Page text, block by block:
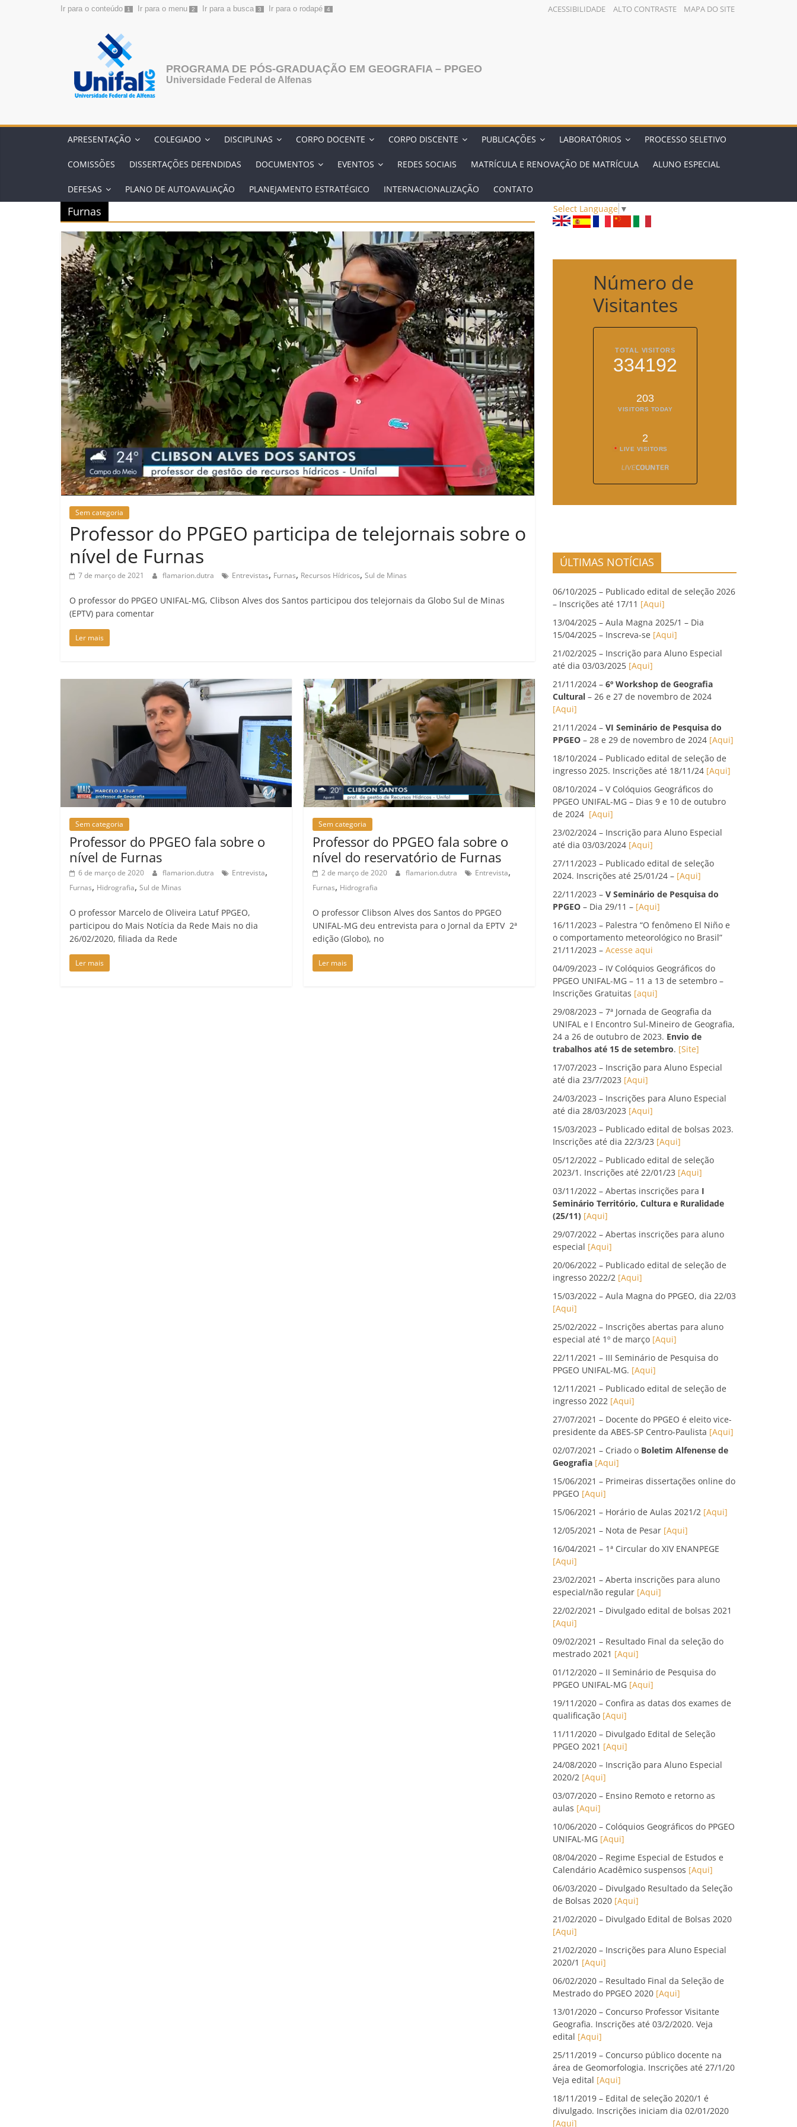
Ir para o conteúdo 1 Ir para o menu 2 Ir para a busca 3 Ir para o rodapé 4 ACESSIBILIDADE ALTO CONTRASTE MAPA DO SITE
PROGRAMA DE PÓS-GRADUAÇÃO EM GEOGRAFIA – PPGEO
Universidade Federal de Alfenas
APRESENTAÇÃO COLEGIADO DISCIPLINAS CORPO DOCENTE CORPO DISCENTE PUBLICAÇÕES LABORATÓRIOS PROCESSO SELETIVO
COMISSÕES DISSERTAÇÕES DEFENDIDAS DOCUMENTOS EVENTOS REDES SOCIAIS MATRÍCULA E RENOVAÇÃO DE MATRÍCULA ALUNO ESPECIAL
DEFESAS PLANO DE AUTOAVALIAÇÃO PLANEJAMENTO ESTRATÉGICO INTERNACIONALIZAÇÃO CONTATO
Furnas
Sem categoria
Professor do PPGEO participa de telejornais sobre o
nível de Furnas
7 de março de 2021 flamarion.dutra Entrevistas, Furnas, Recursos Hídricos, Sul de Minas
O professor do PPGEO UNIFAL-MG, Clibson Alves dos Santos participou dos telejornais da Globo Sul de Minas
(EPTV) para comentar
Ler mais
Sem categoria
Professor do PPGEO fala sobre o
nível de Furnas
6 de março de 2020 flamarion.dutra Entrevista,
Furnas, Hidrografia, Sul de Minas
O professor Marcelo de Oliveira Latuf PPGEO,
participou do Mais Notícia da Rede Mais no dia
26/02/2020, filiada da Rede
Ler mais
Sem categoria
Professor do PPGEO fala sobre o
nível do reservatório de Furnas
2 de março de 2020 flamarion.dutra Entrevista,
Furnas, Hidrografia
O professor Clibson Alves dos Santos do PPGEO
UNIFAL-MG deu entrevista para o Jornal da EPTV 2ª
edição (Globo), no
Ler mais
Select Language ▼
Número de
Visitantes
TOTAL VISITORS
334192
203
VISITORS TODAY
2
LIVE VISITORS
ÚLTIMAS NOTÍCIAS
06/10/2025 – Publicado edital de seleção 2026
– Inscrições até 17/11 [Aqui]
13/04/2025 – Aula Magna 2025/1 – Dia
15/04/2025 – Inscreva-se [Aqui]
21/02/2025 – Inscrição para Aluno Especial
até dia 03/03/2025 [Aqui]
21/11/2024 – 6º Workshop de Geografia
Cultural – 26 e 27 de novembro de 2024
[Aqui]
21/11/2024 – VI Seminário de Pesquisa do
PPGEO – 28 e 29 de novembro de 2024 [Aqui]
18/10/2024 – Publicado edital de seleção de
ingresso 2025. Inscrições até 18/11/24 [Aqui]
08/10/2024 – V Colóquios Geográficos do
PPGEO UNIFAL-MG – Dias 9 e 10 de outubro
de 2024 [Aqui]
23/02/2024 – Inscrição para Aluno Especial
até dia 03/03/2024 [Aqui]
27/11/2023 – Publicado edital de seleção
2024. Inscrições até 25/01/24 – [Aqui]
22/11/2023 – V Seminário de Pesquisa do
PPGEO – Dia 29/11 – [Aqui]
16/11/2023 – Palestra “O fenômeno El Niño e
o comportamento meteorológico no Brasil”
21/11/2023 – Acesse aqui
04/09/2023 – IV Colóquios Geográficos do
PPGEO UNIFAL-MG – 11 a 13 de setembro –
Inscrições Gratuitas [aqui]
29/08/2023 – 7ª Jornada de Geografia da
UNIFAL e I Encontro Sul-Mineiro de Geografia,
24 a 26 de outubro de 2023. Envio de
trabalhos até 15 de setembro. [Site]
17/07/2023 – Inscrição para Aluno Especial
até dia 23/7/2023 [Aqui]
24/03/2023 – Inscrições para Aluno Especial
até dia 28/03/2023 [Aqui]
15/03/2023 – Publicado edital de bolsas 2023.
Inscrições até dia 22/3/23 [Aqui]
05/12/2022 – Publicado edital de seleção
2023/1. Inscrições até 22/01/23 [Aqui]
03/11/2022 – Abertas inscrições para I
Seminário Território, Cultura e Ruralidade
(25/11) [Aqui]
29/07/2022 – Abertas inscrições para aluno
especial [Aqui]
20/06/2022 – Publicado edital de seleção de
ingresso 2022/2 [Aqui]
15/03/2022 – Aula Magna do PPGEO, dia 22/03
[Aqui]
25/02/2022 – Inscrições abertas para aluno
especial até 1º de março [Aqui]
22/11/2021 – III Seminário de Pesquisa do
PPGEO UNIFAL-MG. [Aqui]
12/11/2021 – Publicado edital de seleção de
ingresso 2022 [Aqui]
27/07/2021 – Docente do PPGEO é eleito vice-
presidente da ABES-SP Centro-Paulista [Aqui]
02/07/2021 – Criado o Boletim Alfenense de
Geografia [Aqui]
15/06/2021 – Primeiras dissertações online do
PPGEO [Aqui]
15/06/2021 – Horário de Aulas 2021/2 [Aqui]
12/05/2021 – Nota de Pesar [Aqui]
16/04/2021 – 1ª Circular do XIV ENANPEGE
[Aqui]
23/02/2021 – Aberta inscrições para aluno
especial/não regular [Aqui]
22/02/2021 – Divulgado edital de bolsas 2021
[Aqui]
09/02/2021 – Resultado Final da seleção do
mestrado 2021 [Aqui]
01/12/2020 – II Seminário de Pesquisa do
PPGEO UNIFAL-MG [Aqui]
19/11/2020 – Confira as datas dos exames de
qualificação [Aqui]
11/11/2020 – Divulgado Edital de Seleção
PPGEO 2021 [Aqui]
24/08/2020 – Inscrição para Aluno Especial
2020/2 [Aqui]
03/07/2020 – Ensino Remoto e retorno as
aulas [Aqui]
10/06/2020 – Colóquios Geográficos do PPGEO
UNIFAL-MG [Aqui]
08/04/2020 – Regime Especial de Estudos e
Calendário Acadêmico suspensos [Aqui]
06/03/2020 – Divulgado Resultado da Seleção
de Bolsas 2020 [Aqui]
21/02/2020 – Divulgado Edital de Bolsas 2020
[Aqui]
21/02/2020 – Inscrições para Aluno Especial
2020/1 [Aqui]
06/02/2020 – Resultado Final da Seleção de
Mestrado do PPGEO 2020 [Aqui]
13/01/2020 – Concurso Professor Visitante
Geografia. Inscrições até 03/2/2020. Veja
edital [Aqui]
25/11/2019 – Concurso público docente na
área de Geomorfologia. Inscrições até 27/1/20
Veja edital [Aqui]
18/11/2019 – Edital de seleção 2020/1 é
divulgado. Inscrições iniciam dia 02/01/2020
[Aqui]